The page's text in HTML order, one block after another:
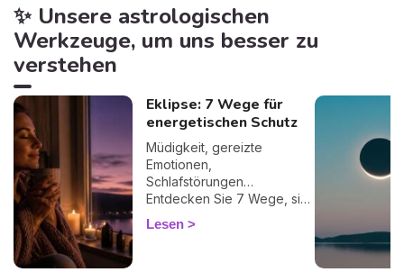
✨ Unsere astrologischen
Werkzeuge, um uns besser zu
verstehen
Eklipse: 7 Wege für
energetischen Schutz
Müdigkeit, gereizte
Emotionen,
Schlafstörungen…
Entdecken Sie 7 Wege, sich
bei einer Finsternis
energetisch zu schützen
Lesen